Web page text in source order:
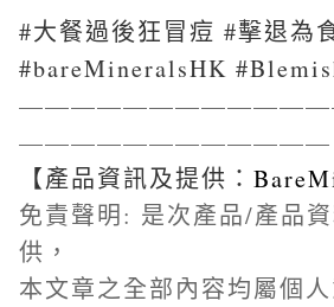
#大餐過後狂冒痘 #擊退為
#bareMineralsHK
————————————
【產品資訊及提供：
免責聲明: 是次產品/產品
供，
本文章之全部內容均屬個人